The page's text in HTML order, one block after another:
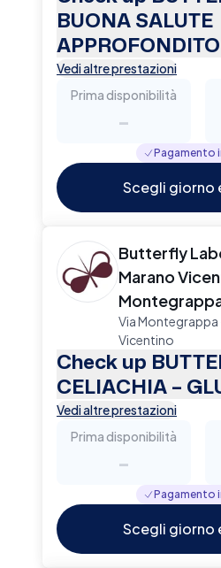
BUONA SALUTE
Vedi altre prestazioni
Prima disponibilità
-
Pagamento
Scegli giorno
Butterfly
Marano
Via
Vicentino
Check up
CELIACHIA –
Vedi altre prestazioni
Prima disponibilità
-
Pagamento
Scegli giorno